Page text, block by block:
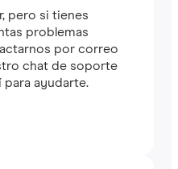
pero si tienes
problemas
por correo
chat de soporte
para ayudarte.